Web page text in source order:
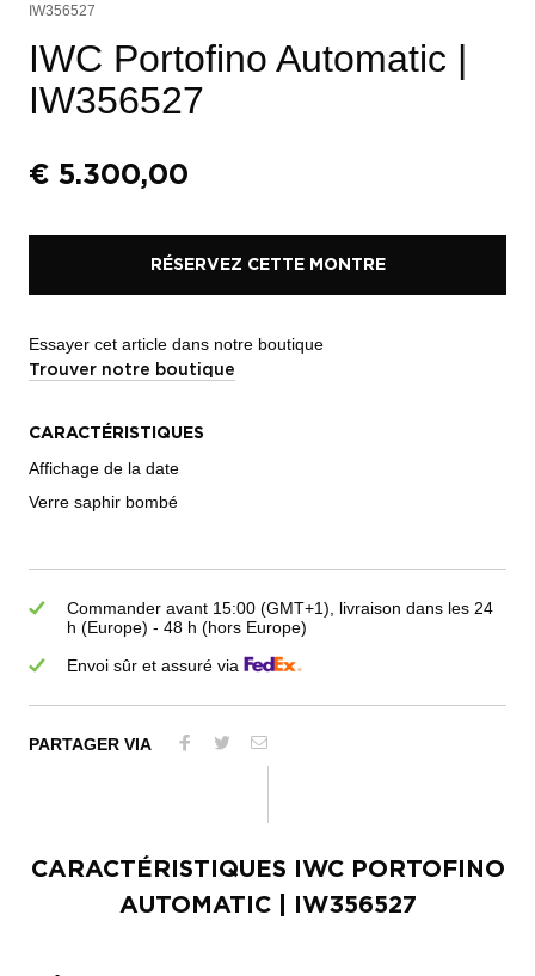
IW356527
IWC Portofino Automatic |
IW356527
€ 5.300,00
RÉSERVEZ CETTE MONTRE
Essayer cet article dans notre boutique
Trouver notre boutique
CARACTÉRISTIQUES
Affichage de la date
Verre saphir bombé
Commander avant 15:00 (GMT+1), livraison dans les 24
h (Europe) - 48 h (hors Europe)
Envoi sûr et assuré via
PARTAGER VIA
CARACTÉRISTIQUES
IWC PORTOFINO
AUTOMATIC| IW356527